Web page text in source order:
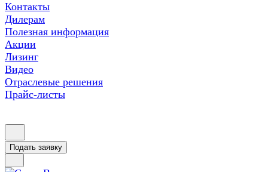
Контакты
Дилерам
Полезная информация
Акции
Лизинг
Видео
Отраслевые решения
Прайс-листы
Подать заявку